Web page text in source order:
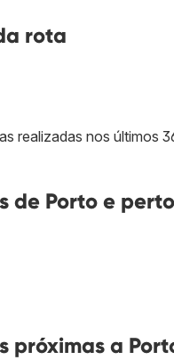
rota
realizadas nos últimos
de Porto e
próximas a